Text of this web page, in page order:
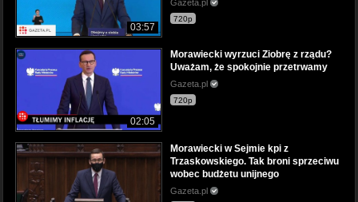
03:57
Gazeta.pl
720p
02:05
Morawiecki wyrzuci Ziobrę z rządu?
Uważam, że spokojnie przetrwamy
Gazeta.pl
720p
Morawiecki w Sejmie kpi z
Trzaskowskiego. Tak broni sprzeciwu
wobec budżetu unijnego
Gazeta.pl